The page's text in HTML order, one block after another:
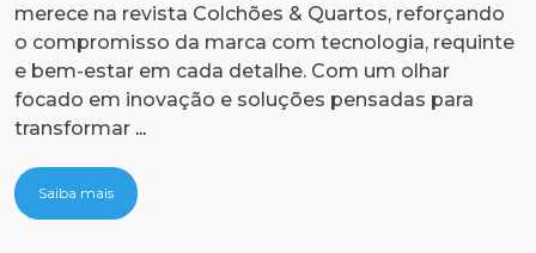
merece na revista Colchões & Quartos, reforçando
o compromisso da marca com tecnologia, requinte
e bem-estar em cada detalhe. Com um olhar
focado em inovação e soluções pensadas para
transformar ...
Saiba mais